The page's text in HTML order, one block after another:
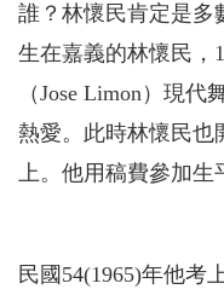
誰？林懷民肯定是多
生在嘉義的林懷民，
（Jose Limon）現
熱愛。此時林懷民也
上。他用稿費參加生
民國54(1965)年他考